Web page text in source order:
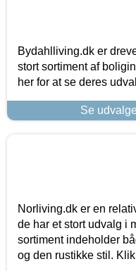
Bydahlliving.dk er
stort sortiment af
her for at se deres
Se
Norliving.dk er en
de har et stort udvalg i
sortiment indeholder
og den rustikke stil.